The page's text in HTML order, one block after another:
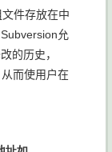
件存放在中
允
的历史，
而使用户在